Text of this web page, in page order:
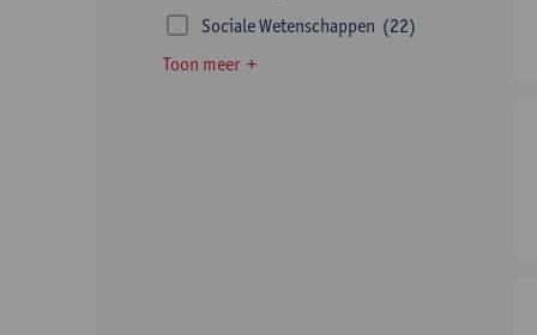
Sociale Wetenschappen (22)
Toon meer